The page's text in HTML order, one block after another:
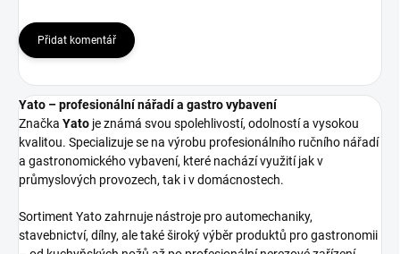
Přidat komentář
Yato – profesionální nářadí a gastro vybavení
Značka Yato je známá svou spolehlivostí, odolností a vysokou
kvalitou. Specializuje se na výrobu profesionálního ručního nářadí
a gastronomického vybavení, které nachází využití jak v
průmyslových provozech, tak i v domácnostech.
Sortiment Yato zahrnuje nástroje pro automechaniky,
stavebnictví, dílny, ale také široký výběr produktů pro gastronomii